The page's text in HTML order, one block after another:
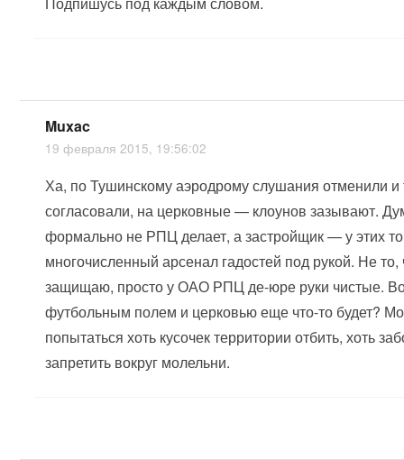
Muxac
19 февраля 2015, 19:56:02
Ха, по Тушинскому аэродрому слушания отменили
согласовали, на церковные — клоунов зазывают.
формально не РПЦ делает, а застройщик — у этих
многочисленный арсенал гадостей под рукой. Не то,
защищаю, просто у ОАО РПЦ де-юре руки чистые.
футбольным полем и церковью еще что-то будет?
попытаться хоть кусочек территории отбить, хоть
запретить вокруг молельни.